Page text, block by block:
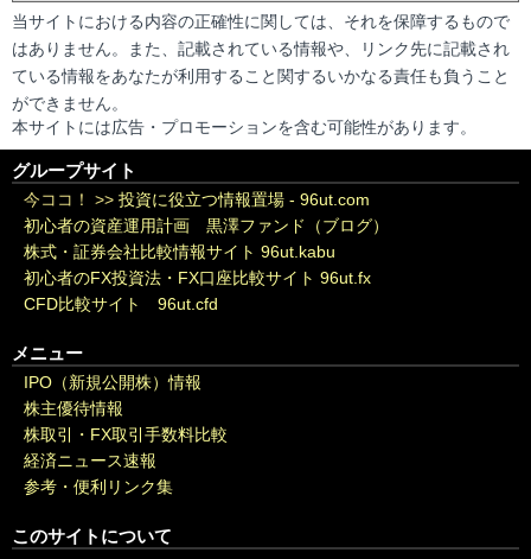
当サイトにおける内容の正確性に関しては、それを保障するもので
はありません。また、記載されている情報や、リンク先に記載され
ている情報をあなたが利用すること関するいかなる責任も負うこと
ができません。
本サイトには広告・プロモーションを含む可能性があります。
グループサイト
今ココ！ >> 投資に役立つ情報置場 - 96ut.com
初心者の資産運用計画 黒澤ファンド（ブログ）
株式・証券会社比較情報サイト 96ut.kabu
初心者のFX投資法・FX口座比較サイト 96ut.fx
CFD比較サイト 96ut.cfd
メニュー
IPO（新規公開株）情報
株主優待情報
株取引・FX取引手数料比較
経済ニュース速報
参考・便利リンク集
このサイトについて